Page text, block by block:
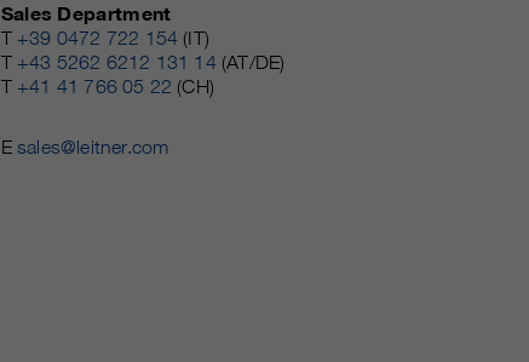
Sales Department
T +39 0472 722 154 (IT)
T +43 5262 6212 131 14(AT/DE)
T +41 41 766 05 22 (CH)
Esales@leitner.com